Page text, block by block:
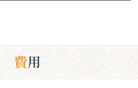
費用